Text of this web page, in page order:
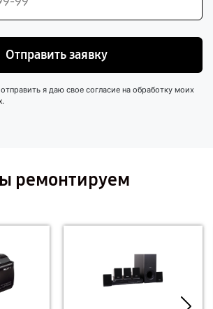
Отправить заявку
я даю свое согласие на обработку моих
.
ремонтируем